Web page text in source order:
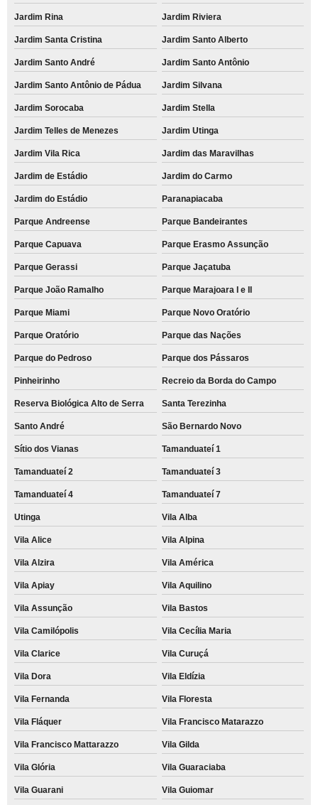
Jardim Rina Jardim Riviera
Jardim Santa Cristina Jardim Santo Alberto
Jardim Santo André Jardim Santo Antônio
Jardim Santo Antônio de Pádua Jardim Silvana
Jardim Sorocaba Jardim Stella
Jardim Telles de Menezes Jardim Utinga
Jardim Vila Rica Jardim das Maravilhas
Jardim de Estádio Jardim do Carmo
Jardim do Estádio Paranapiacaba
Parque Andreense Parque Bandeirantes
Parque Capuava Parque Erasmo Assunção
Parque Gerassi Parque Jaçatuba
Parque João Ramalho Parque Marajoara I e II
Parque Miami Parque Novo Oratório
Parque Oratório Parque das Nações
Parque do Pedroso Parque dos Pássaros
Pinheirinho Recreio da Borda do Campo
Reserva Biológica Alto de Serra Santa Terezinha
Santo André São Bernardo Novo
Sítio dos Vianas Tamanduateí 1
Tamanduateí 2 Tamanduateí 3
Tamanduateí 4 Tamanduateí 7
Utinga Vila Alba
Vila Alice Vila Alpina
Vila Alzira Vila América
Vila Apiay Vila Aquilino
Vila Assunção Vila Bastos
Vila Camilópolis Vila Cecília Maria
Vila Clarice Vila Curuçá
Vila Dora Vila Eldízia
Vila Fernanda Vila Floresta
Vila Fláquer Vila Francisco Matarazzo
Vila Francisco Mattarazzo Vila Gilda
Vila Glória Vila Guaraciaba
Vila Guarani Vila Guiomar